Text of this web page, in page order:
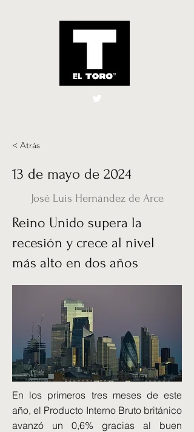
El Toro España
< Atrás
13 de mayo de 2024
José Luis Hernández de Arce
Reino Unido supera la
recesión y crece al nivel
más alto en dos años
En los primeros tres meses de este
año, el Producto Interno Bruto británico
avanzó un 0,6% gracias al buen